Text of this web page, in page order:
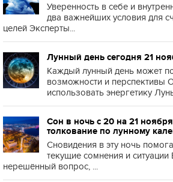
Уверенность в себе и
два важнейших условия для
целей Эксперты...
Лунный день сегодня 21
Каждый лунный день может
возможности и перспективы
использовать энергетику
Сон в ночь с 20 на 21
толкование по лунному
Сновидения в эту ночь
текущие сомнения и ситуации
нерешённый вопрос, ...